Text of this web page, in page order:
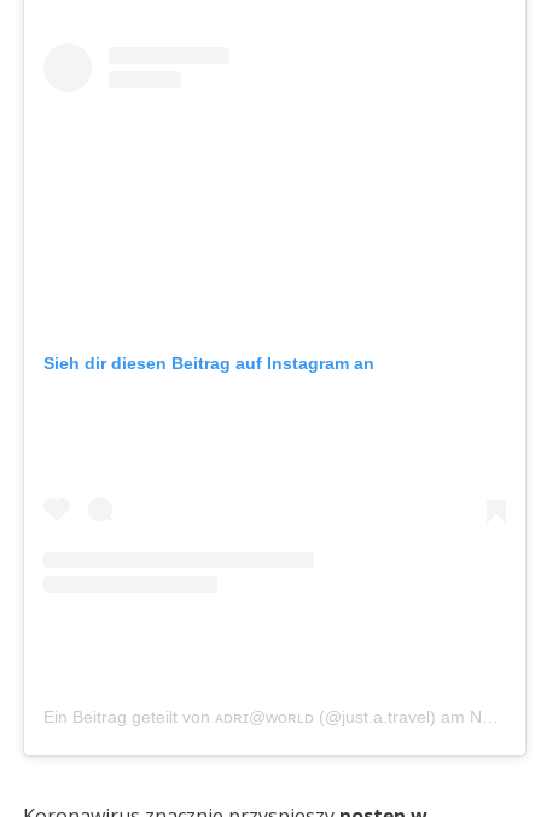
Sieh dir diesen Beitrag auf Instagram an
Ein Beitrag geteilt von ᴀᴅʀɪ@ᴡᴏʀʟᴅ (@just.a.travel) am Nov 27, 2018 um 9:09 PST